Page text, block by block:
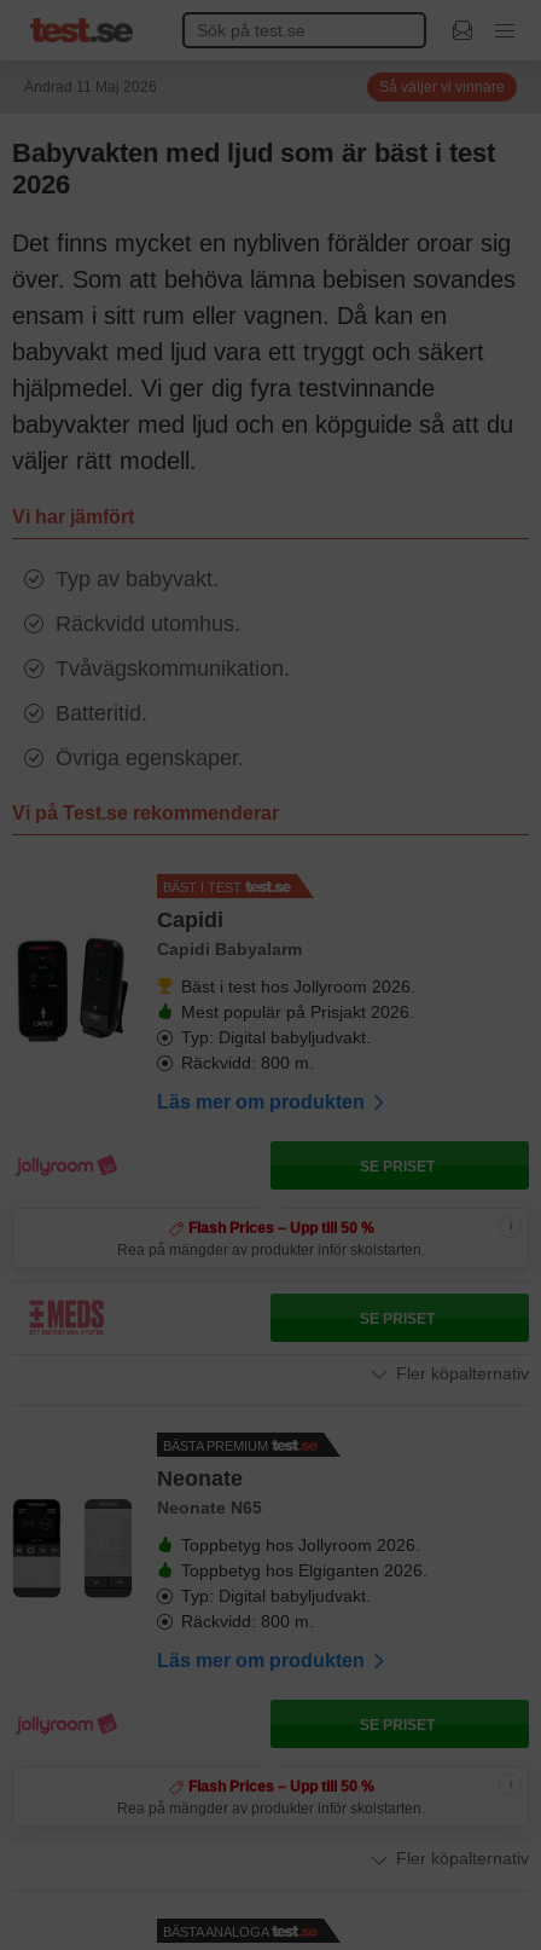
Ändrad 11 Maj 2026 Så väljer vi vinnare
Babyvakten med ljud som är bäst i test
2026
Det finns mycket en nybliven förälder oroar sig
över. Som att behöva lämna bebisen sovandes
ensam i sitt rum eller vagnen. Då kan en
babyvakt med ljud vara ett tryggt och säkert
hjälpmedel. Vi ger dig fyra testvinnande
babyvakter med ljud och en köpguide så att du
väljer rätt modell.
Vi har jämfört
Typ av babyvakt.
Räckvidd utomhus.
Tvåvägskommunikation.
Batteritid.
Övriga egenskaper.
Vi på Test.se rekommenderar
BÄST I TEST
Capidi
Capidi Babyalarm
Bäst i test hos Jollyroom 2026.
Mest populär på Prisjakt 2026.
Typ: Digital babyljudvakt.
Räckvidd: 800 m.
Läs mer om produkten
SE PRISET
i
Flash Prices – Upp till 50 %
Rea på mängder av produkter inför skolstarten.
SE PRISET
Fler köpalternativ
BÄSTA PREMIUM
Neonate
Neonate N65
Toppbetyg hos Jollyroom 2026.
Toppbetyg hos Elgiganten 2026.
Typ: Digital babyljudvakt.
Räckvidd: 800 m.
Läs mer om produkten
SE PRISET
i
Flash Prices – Upp till 50 %
Rea på mängder av produkter inför skolstarten.
Fler köpalternativ
BÄSTA ANALOGA